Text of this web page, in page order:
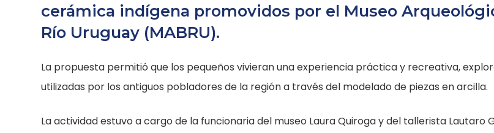
cerámica indígena promovidos por el Museo
Río Uruguay (MABRU).
La propuesta permitió que los pequeños vivieran una experiencia práctica y recreativa,
utilizadas por los antiguos pobladores de la región a través del modelado de piezas en arcilla.
La actividad estuvo a cargo de la funcionaria del museo Laura Quiroga y del tallerista Lautaro